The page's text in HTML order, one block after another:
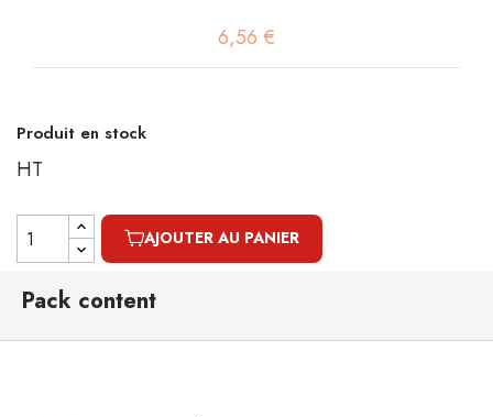
6,56 €
Produit en stock
HT
AJOUTER AU PANIER
Pack content